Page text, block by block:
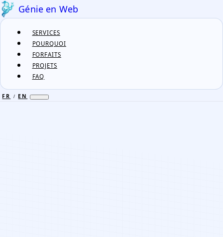
Génie en Web
SERVICES
POURQUOI
FORFAITS
PROJETS
FAQ
FR /
EN